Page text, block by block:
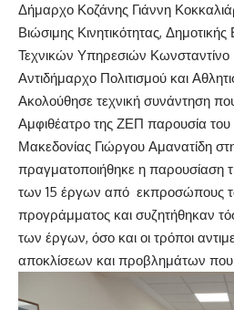
Δήμαρχο Κοζάνης Γιάννη
Βιώσιμης Κινητικότητας,
Τεχνικών Υπηρεσιών Κωνσταντίνο
Αντιδήμαρχο Πολιτισμού και
Ακολούθησε τεχνική συνάντηση
Αμφιθέατρο της ΖΕΠ παρουσία του
Μακεδονίας Γιώργου Αμανατίδη
πραγματοποιήθηκε η παρουσίαση
των 15 έργων από εκπροσώπους
προγράμματος και συζητήθηκαν
των έργων, όσο και οι τρόποι
αποκλίσεων και προβλημάτων